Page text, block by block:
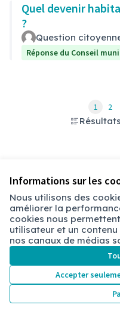
Informations sur les
Nous utilisons des
améliorer la
cookies nous
utilisateur et un
nos canaux de médias
Accepter
Quel devenir
?
Question
Réponse du Conseil
1 2
Conditions d'utilisation
Paramètres des cookies
Chambéry sur X
(Lien externe)
Chambéry sur Facebook
Chambéry sur
Site réalisé grâce au